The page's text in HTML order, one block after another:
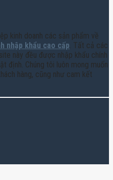
kinh doanh các sản phẩm về
nhập khẩu cao cấp. Tất cả các
này đều được nhập khẩu chính
định. Chúng tôi luôn mong muốn
hàng, cũng như cam kết